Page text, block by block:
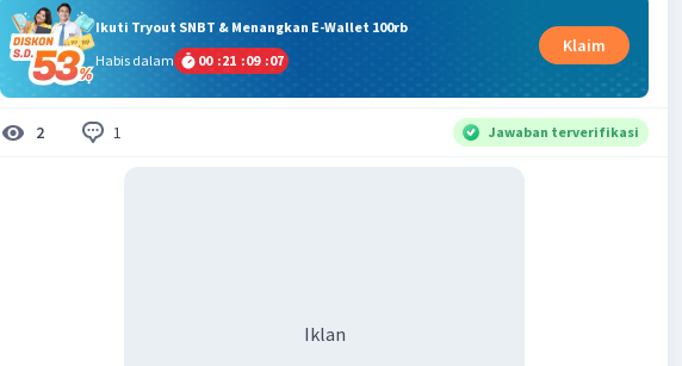
Ikuti Tryout SNBT & Menangkan E-Wallet 100rb
Habis dalam
00 :21 :09 :07
Klaim
2 1 Jawaban terverifikasi
Iklan